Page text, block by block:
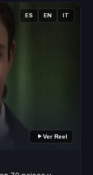
ES EN IT
Ver Reel